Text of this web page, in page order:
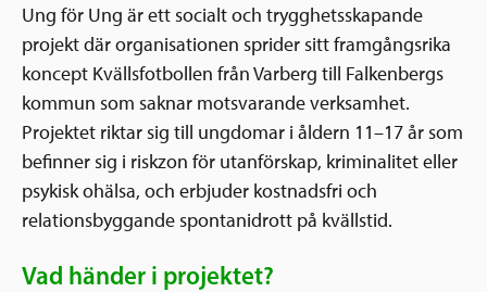
Ung för Ung är ett socialt och trygghetsskapande
projekt där organisationen sprider sitt framgångsrika
koncept Kvällsfotbollen från Varberg till Falkenbergs
kommun som saknar motsvarande verksamhet.
Projektet riktar sig till ungdomar i åldern 11–17 år som
befinner sig i riskzon för utanförskap, kriminalitet eller
psykisk ohälsa, och erbjuder kostnadsfri och
relationsbyggande spontanidrott på kvällstid.
Vad händer i projektet?